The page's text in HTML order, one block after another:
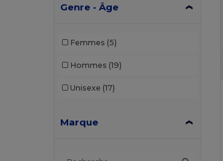
Genre - Âge
Femmes (5)
Hommes (19)
Unisexe (17)
Marque